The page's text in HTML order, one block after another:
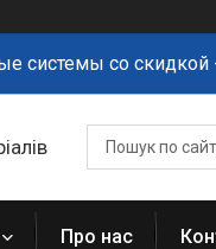
системы со скидкой
Про нас